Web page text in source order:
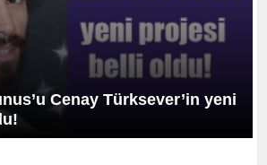
Cenay Türksever’in yeni